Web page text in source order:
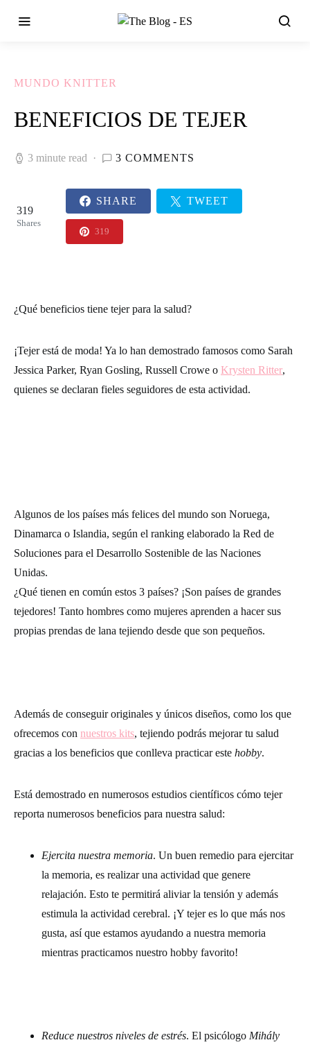
MUNDO KNITTER
BENEFICIOS DE TEJER
3 minute read 3 COMMENTS
319
Shares
SHARE TWEET
319
¿Qué beneficios tiene tejer para la salud?
¡Tejer está de moda! Ya lo han demostrado famosos como Sarah
Jessica Parker, Ryan Gosling, Russell Crowe o Krysten Ritter,
quienes se declaran fieles seguidores de esta actividad.
Algunos de los países más felices del mundo son Noruega,
Dinamarca o Islandia, según el ranking elaborado la Red de
Soluciones para el Desarrollo Sostenible de las Naciones
Unidas.
¿Qué tienen en común estos 3 países? ¡Son países de grandes
tejedores! Tanto hombres como mujeres aprenden a hacer sus
propias prendas de lana tejiendo desde que son pequeños.
Además de conseguir originales y únicos diseños, como los que
ofrecemos con nuestros kits, tejiendo podrás mejorar tu salud
gracias a los beneficios que conlleva practicar este hobby.
Está demostrado en numerosos estudios científicos cómo tejer
reporta numerosos beneficios para nuestra salud:
Ejercita nuestra memoria. Un buen remedio para ejercitar
la memoria, es realizar una actividad que genere
relajación. Esto te permitirá aliviar la tensión y además
estimula la actividad cerebral. ¡Y tejer es lo que más nos
gusta, así que estamos ayudando a nuestra memoria
mientras practicamos nuestro hobby favorito!
Reduce nuestros niveles de estrés. El psicólogo Mihály